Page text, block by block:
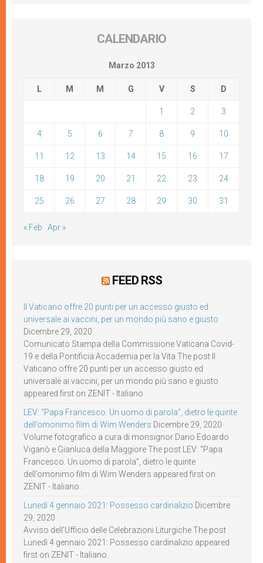
CALENDARIO
Marzo 2013
L M M G V S D
1 2 3
4 5 6 7 8 9 10
11 12 13 14 15 16 17
18 19 20 21 22 23 24
25 26 27 28 29 30 31
« Feb Apr »
FEED RSS
Il Vaticano offre 20 punti per un accesso giusto ed
universale ai vaccini, per un mondo più sano e giusto
Dicembre 29, 2020
Comunicato Stampa della Commissione Vaticana Covid-
19 e della Pontificia Accademia per la Vita The post Il
Vaticano offre 20 punti per un accesso giusto ed
universale ai vaccini, per un mondo più sano e giusto
appeared first on ZENIT - Italiano.
LEV: “Papa Francesco. Un uomo di parola”, dietro le quinte
dell’omonimo film di Wim Wenders Dicembre 29, 2020
Volume fotografico a cura di monsignor Dario Edoardo
Viganò e Gianluca della Maggiore The post LEV: “Papa
Francesco. Un uomo di parola”, dietro le quinte
dell’omonimo film di Wim Wenders appeared first on
ZENIT - Italiano.
Lunedì 4 gennaio 2021: Possesso cardinalizio Dicembre
29, 2020
Avviso dell’Ufficio delle Celebrazioni Liturgiche The post
Lunedì 4 gennaio 2021: Possesso cardinalizio appeared
first on ZENIT - Italiano.